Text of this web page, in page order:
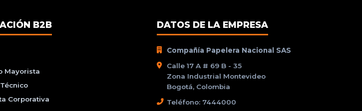
B2B
Mayorista
Corporativa
DATOS DE LA EMPRESA
Compañía Papelera Nacional SAS
Calle 17 A # 69 B - 35
Zona Industrial Montevideo
Bogotá, Colombia
Teléfono: 7444000